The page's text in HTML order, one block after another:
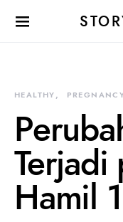
HEALTHY
Terjadi
Hamil